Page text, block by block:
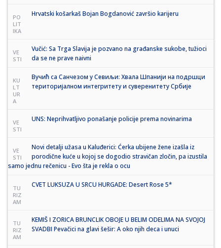
PO
LIT
IKA
Hrvatski košarkaš Bojan Bogdanović završio karijeru
VE
STI
Vučić: Sa Trga Slavija je pozvano na građanske sukobe, tužioci
da se ne prave naivni
KU
LT
UR
A
Вучић са Санчезом у Севиљи: Хвала Шпанији на подршци
територијалном интегритету и суверенитету Србије
VE
STI
UNS: Neprihvatljivo ponašanje policije prema novinarima
VE
STI
Novi detalji užasa u Kaluđerici: Ćerka ubijene žene izašla iz
porodične kuće u kojoj se dogodio stravičan zločin, pa izustila
samo jednu rečenicu - Evo šta je rekla o ocu
TU
RIZ
AM
CVET LUKSUZA U SRCU HURGADE: Desert Rose 5*
TU
RIZ
AM
KEMIŠ I ZORICA BRUNCLIK OBOJE U BELIM ODELIMA NA SVOJOJ
SVADBI Pevačici na glavi šešir: A oko njih deca i unuci